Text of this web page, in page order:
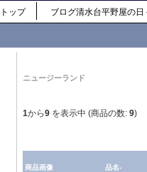
ップ ブログ清水台平野屋の日
ニュージーランド
1から9 を表示中 (商品の数: 9)
商品画像 品名-